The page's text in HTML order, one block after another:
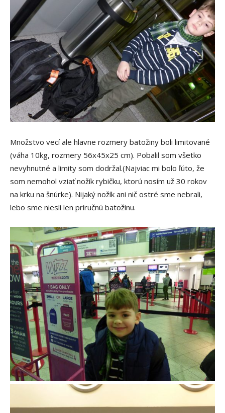
Množstvo vecí ale hlavne rozmery batožiny boli limitované
(váha 10kg, rozmery 56x45x25 cm). Pobalil som všetko
nevyhnutné a limity som dodržal.(Najviac mi bolo ľúto, že
som nemohol vziať nožík rybičku, ktorú nosím už 30 rokov
na krku na šnúrke). Nijaký nožík ani nič ostré sme nebrali,
lebo sme niesli len príručnú batožinu.